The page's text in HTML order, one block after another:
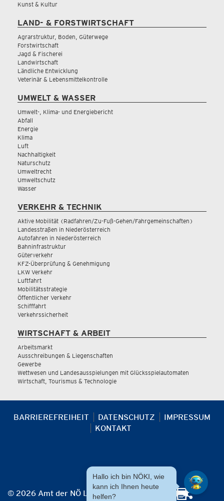
Kunst & Kultur
LAND- & FORSTWIRTSCHAFT
Agrarstruktur, Boden, Güterwege
Forstwirtschaft
Jagd & Fischerei
Landwirtschaft
Ländliche Entwicklung
Veterinär & Lebensmittelkontrolle
UMWELT & WASSER
Umwelt-, Klima- und Energiebericht
Abfall
Energie
Klima
Luft
Nachhaltigkeit
Naturschutz
Umweltrecht
Umweltschutz
Wasser
VERKEHR & TECHNIK
Aktive Mobilität (Radfahren/Zu-Fuß-Gehen/Fahrgemeinschaften)
Landesstraßen in Niederösterreich
Autofahren in Niederösterreich
Bahninfrastruktur
Güterverkehr
KFZ-Überprüfung & Genehmigung
LKW Verkehr
Luftfahrt
Mobilitätsstrategie
Öffentlicher Verkehr
Schifffahrt
Verkehrssicherheit
WIRTSCHAFT & ARBEIT
Arbeitsmarkt
Ausschreibungen & Liegenschaften
Gewerbe
Wettwesen und Landesausspielungen mit Glücksspielautomaten
Wirtschaft, Tourismus & Technologie
BARRIEREFREIHEIT DATENSCHUTZ
IMPRESSUM
KONTAKT
© 2026 Amt der NÖ Landesregierung
Hallo ich bin NÖKI, wie
kann ich Ihnen heute
helfen?